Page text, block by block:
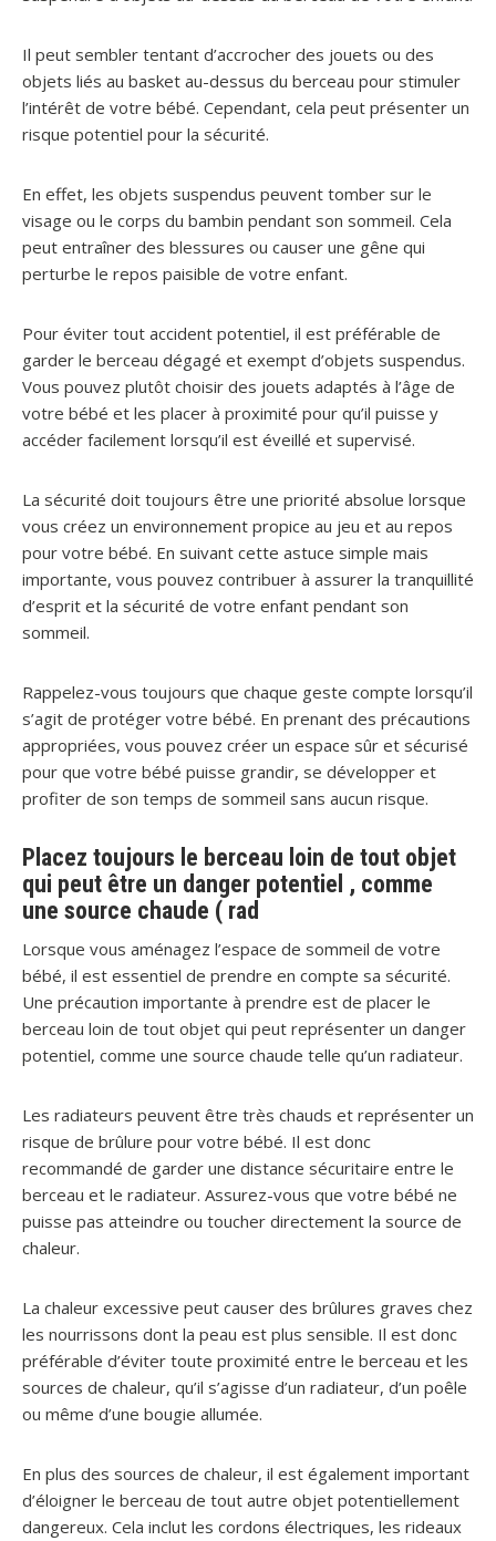
Il peut sembler tentant d’accrocher des jouets ou des
objets liés au basket au-dessus du berceau pour stimuler
l’intérêt de votre bébé. Cependant, cela peut présenter un
risque potentiel pour la sécurité.
En effet, les objets suspendus peuvent tomber sur le
visage ou le corps du bambin pendant son sommeil. Cela
peut entraîner des blessures ou causer une gêne qui
perturbe le repos paisible de votre enfant.
Pour éviter tout accident potentiel, il est préférable de
garder le berceau dégagé et exempt d’objets suspendus.
Vous pouvez plutôt choisir des jouets adaptés à l’âge de
votre bébé et les placer à proximité pour qu’il puisse y
accéder facilement lorsqu’il est éveillé et supervisé.
La sécurité doit toujours être une priorité absolue lorsque
vous créez un environnement propice au jeu et au repos
pour votre bébé. En suivant cette astuce simple mais
importante, vous pouvez contribuer à assurer la tranquillité
d’esprit et la sécurité de votre enfant pendant son
sommeil.
Rappelez-vous toujours que chaque geste compte lorsqu’il
s’agit de protéger votre bébé. En prenant des précautions
appropriées, vous pouvez créer un espace sûr et sécurisé
pour que votre bébé puisse grandir, se développer et
profiter de son temps de sommeil sans aucun risque.
Placez toujours le berceau loin de tout objet
qui peut être un danger potentiel , comme
une source chaude ( rad
Lorsque vous aménagez l’espace de sommeil de votre
bébé, il est essentiel de prendre en compte sa sécurité.
Une précaution importante à prendre est de placer le
berceau loin de tout objet qui peut représenter un danger
potentiel, comme une source chaude telle qu’un radiateur.
Les radiateurs peuvent être très chauds et représenter un
risque de brûlure pour votre bébé. Il est donc
recommandé de garder une distance sécuritaire entre le
berceau et le radiateur. Assurez-vous que votre bébé ne
puisse pas atteindre ou toucher directement la source de
chaleur.
La chaleur excessive peut causer des brûlures graves chez
les nourrissons dont la peau est plus sensible. Il est donc
préférable d’éviter toute proximité entre le berceau et les
sources de chaleur, qu’il s’agisse d’un radiateur, d’un poêle
ou même d’une bougie allumée.
En plus des sources de chaleur, il est également important
d’éloigner le berceau de tout autre objet potentiellement
dangereux. Cela inclut les cordons électriques, les rideaux